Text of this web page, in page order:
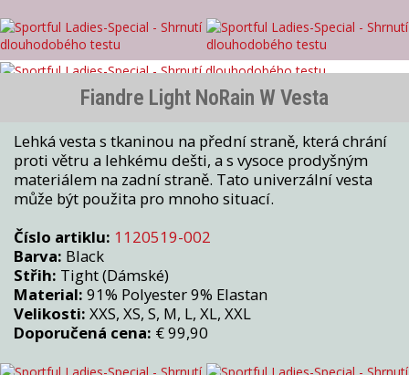
Fiandre Light NoRain W Vesta
Lehká vesta s tkaninou na přední straně, která chrání
proti větru a lehkému dešti, a s vysoce prodyšným
materiálem na zadní straně. Tato univerzální vesta
může být použita pro mnoho situací.
Číslo artiklu: 1120519-002
Barva: Black
Střih: Tight (Dámské)
Material: 91% Polyester 9% Elastan
Velikosti: XXS, XS, S, M, L, XL, XXL
Doporučená cena: € 99,90